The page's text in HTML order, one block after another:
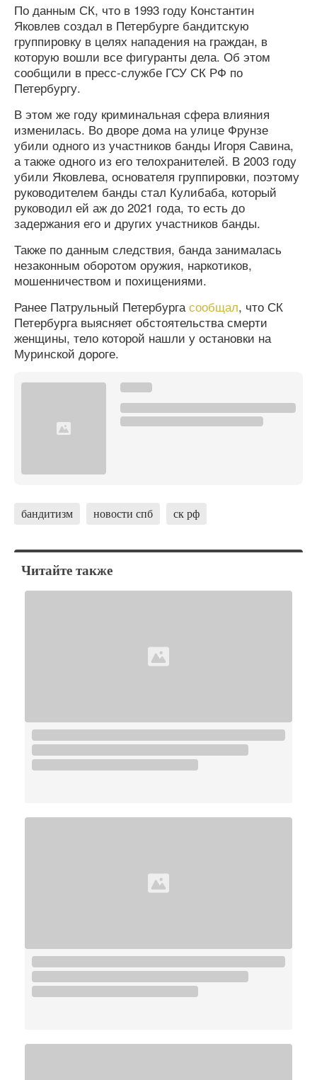
По данным СК, что в 1993 году Константин
Яковлев создал в Петербурге бандитскую
группировку в целях нападения на граждан, в
которую вошли все фигуранты дела. Об этом
сообщили в пресс-службе ГСУ СК РФ по
Петербургу.
В этом же году криминальная сфера влияния
изменилась. Во дворе дома на улице Фрунзе
убили одного из участников банды Игоря Савина,
а также одного из его телохранителей. В 2003 году
убили Яковлева, основателя группировки, поэтому
руководителем банды стал Кулибаба, который
руководил ей аж до 2021 года, то есть до
задержания его и других участников банды.
Также по данным следствия, банда занималась
незаконным оборотом оружия, наркотиков,
мошенничеством и похищениями.
Ранее Патрульный Петербургасообщал, что СК
Петербурга выясняет обстоятельства смерти
женщины, тело которой нашли у остановки на
Муринской дороге.
бандитизм новости спб ск рф
Читайте также